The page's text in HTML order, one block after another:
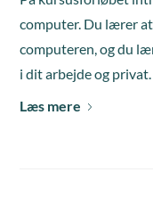
computer. Du lærer
computeren, og du
i dit arbejde og privat.
Læs mere